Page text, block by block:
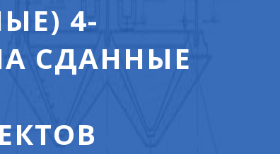
4-
СДАННЫЕ